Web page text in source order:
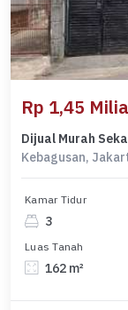
Rp 1,45
Dijual Murah
Kebagusan,
Kamar Tidur
3
Luas Tanah
162 m²